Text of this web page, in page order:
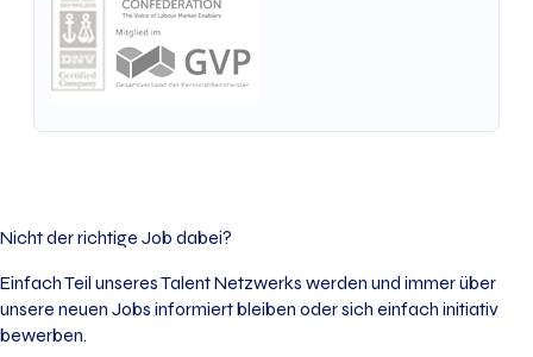
Nicht der richtige Job dabei?
Einfach Teil unseres Talent Netzwerks werden und immer über
unsere neuen Jobs informiert bleiben oder sich einfach initiativ
bewerben.